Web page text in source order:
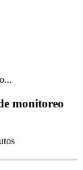
monitoreo